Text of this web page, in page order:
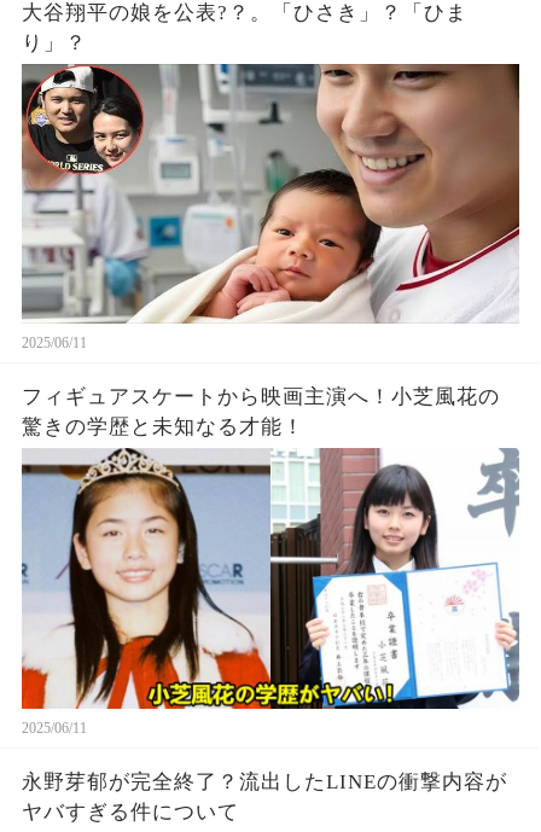
大谷翔平の娘を公表?？。「ひさき」？「ひま
り」？
2025/06/11
フィギュアスケートから映画主演へ！小芝風花の
驚きの学歴と未知なる才能！
2025/06/11
永野芽郁が完全終了？流出したLINEの衝撃内容が
ヤバすぎる件について